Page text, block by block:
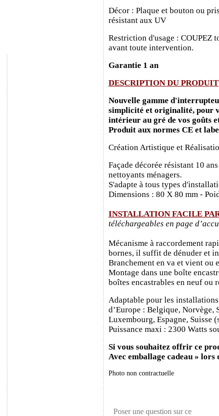
Décor : Plaque et bouton ou
résistant aux UV
Restriction d'usage : COUPEZ
avant toute intervention.
Garantie 1 an
DESCRIPTION DU PRODUIT
Nouvelle gamme
simplicité et originalité, pour
intérieur au gré de vos goûts
Produit aux normes CE et
Création Artistique et
Façade décorée résistant 10
nettoyants ménagers.
S'adapte à tous types
Dimensions : 80 X 80 mm -
INSTALLATION FACILE
téléchargeables en page
Mécanisme à raccordement
bornes, il suffit de dénuder et
Branchement en va et vient ou
Montage dans une boîte
boîtes encastrables en neuf ou
Adaptable pour les
d’Europe : Belgique, Norvège,
Luxembourg, Espagne, Suisse
Puissance maxi : 2300 Watts
Si vous souhaitez offrir ce
Avec emballage cadeau » lors
Photo non contractuelle
Poser une question sur ce